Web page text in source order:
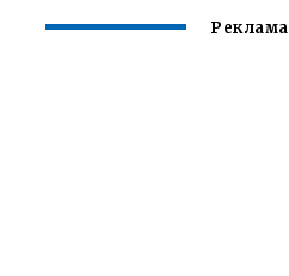
Реклама